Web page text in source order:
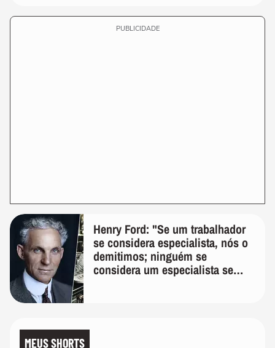
PUBLICIDADE
Henry Ford: "Se um trabalhador
se considera especialista, nós o
demitimos; ninguém se
considera um especialista se
MEUS SHORTS